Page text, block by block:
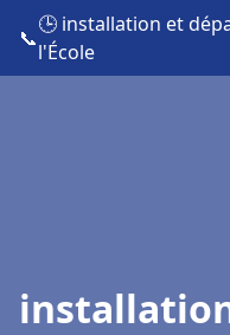
📞
🕒 installation et
l'École